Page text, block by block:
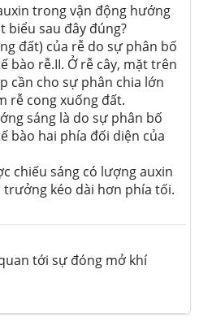
trong vận động hướng
biểu sau đây đúng?
đất) của rễ do sự phân bố
bào rễ.II. Ở rễ cây, mặt trên
cần cho sự phân chia lớn
rễ cong xuống đất.
sáng là do sự phân bố
bào hai phía đối diện của
chiếu sáng có lượng auxin
kéo dài hơn phía tối.
tới sự đóng mở khí